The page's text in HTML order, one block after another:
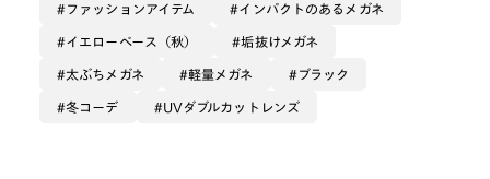
枠が大きい為紫外線対策として
カラーレンズを入れたり、UVWカットレンズを一緒に
カスタマイズされるのオススメです☺️
ファッションアイテム インパクトのあるメガネ
イエローベース（秋） 垢抜けメガネ
太ぶちメガネ 軽量メガネ ブラック
冬コーデ UVダブルカットレンズ